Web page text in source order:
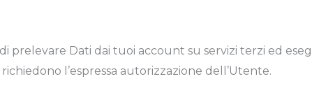
Dati dai tuoi account su servizi terzi ed
l’espressa autorizzazione dell’Utente.